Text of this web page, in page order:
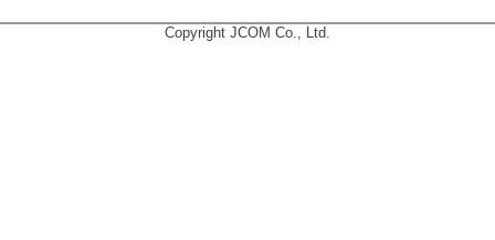
Copyright JCOM Co., Ltd.